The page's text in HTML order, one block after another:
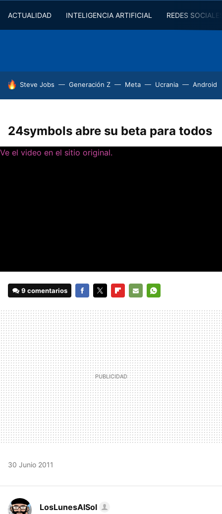
ACTUALIDAD INTELIGENCIA ARTIFICIAL REDES
HOY SE HABLA DE
Steve Jobs Generación Z Meta Ucrania Android
24symbols abre su beta para todos
Ve el video en el sitio original.
9 comentarios
MAIL
30 Junio 2011
LosLunesAlSol